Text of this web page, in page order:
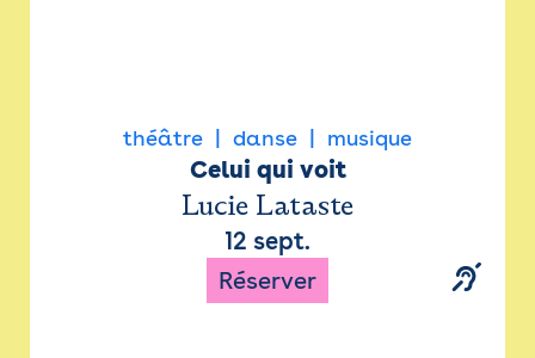
théâtre danse musique
Celui qui voit
Lucie Lataste
12 sept.
Réserver